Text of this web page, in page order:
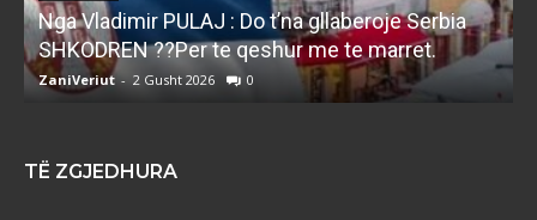
Nga Vladimir PULAJ : Do t’na gllaberoje Serbia
SHKODREN ??Per te qeshur me te marret.
ZaniVeriut - 2 Gusht 2026 0
TË ZGJEDHURA